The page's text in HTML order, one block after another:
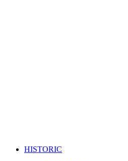
HISTORIC